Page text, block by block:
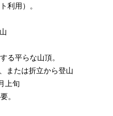
利用）。
平らな山頂。
または折立から登山
上旬
。